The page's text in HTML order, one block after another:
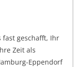
fast geschafft, Ihr
Zeit als
Eppendorf